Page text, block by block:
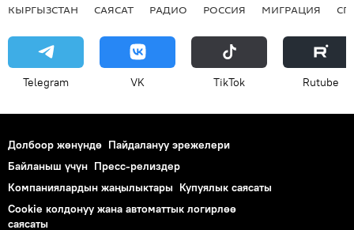
КЫРГЫЗСТАН САЯСАТ РАДИО РОССИЯ МИГРАЦИЯ
Telegram VK ТikТоk Rutube
Долбоор жөнүндө Пайдалануу эрежелери
Байланыш үчүн Пресс-релиздер
Компаниялардын жаңылыктары Купуялык саясаты
Cookie колдонуу жана автоматтык логирлөө
саясаты